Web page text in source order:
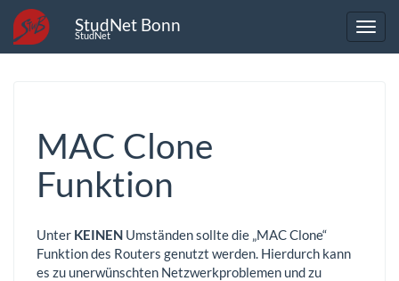
StudNet Bonn
StudNet
MAC Clone
Funktion
Unter KEINEN Umständen sollte die „MAC Clone“
Funktion des Routers genutzt werden. Hierdurch kann
es zu unerwünschten Netzwerkproblemen und zu